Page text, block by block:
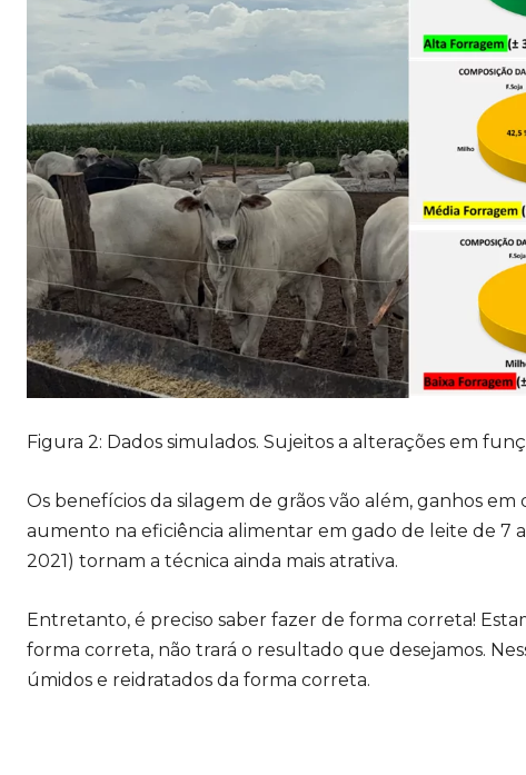
Figura 2: Dados simulados. Sujeitos a alterações em
Os benefícios da silagem de grãos vão além, ganhos
aumento na eficiência alimentar em gado de leite de 7 a
2021) tornam a técnica ainda mais atrativa.
Entretanto, é preciso saber fazer de forma correta!
forma correta, não trará o resultado que desejamos.
úmidos e reidratados da forma correta.